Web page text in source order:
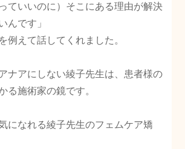
ていいのに）そこにある理由が解決
んです」
例えて話してくれました。
ナアにしない綾子先生は、患者様の
る施術家の鏡です。
になれる綾子先生のフェムケア矯